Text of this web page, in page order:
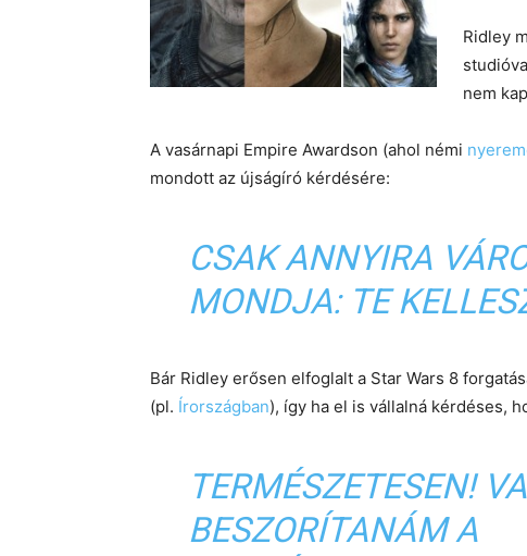
Ridley
nem
A vasárnapi Empire Awardson (ahol némi
mondott az újságíró kérdésére:
CSAK ANNYIRA
MONDJA: TE
Bár Ridley erősen elfoglalt a Star Wars 8
(pl. Írországban), így ha el is vállalná kérdéses,
TERMÉSZETESEN!
BESZORÍTANÁM A